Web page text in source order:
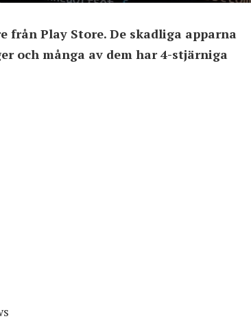
från Play Store. De skadliga apparna
och många av dem har 4-stjärniga